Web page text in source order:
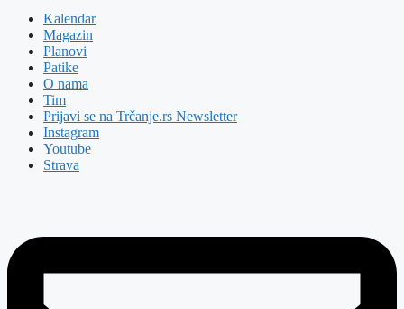
Kalendar
Magazin
Planovi
Patike
O nama
Tim
Prijavi se na Trčanje.rs Newsletter
Instagram
Youtube
Strava